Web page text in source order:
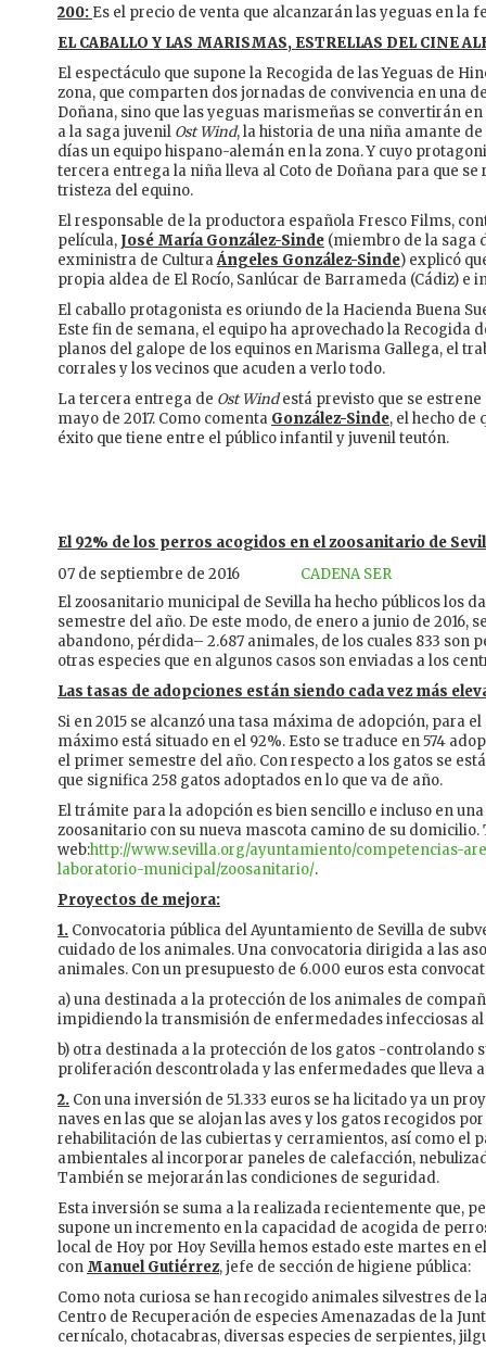
200: Es el precio de venta que alcanzarán las yeguas en la
EL CABALLO Y LAS MARISMAS, ESTRELLAS DEL CINE
El espectáculo que supone la Recogida de las Yeguas de
zona, que comparten dos jornadas de convivencia en una
Doñana, sino que las yeguas marismeñas se convertirán
a la saga juvenil Ost Wind, la historia de una niña amante
días un equipo hispano-alemán en la zona. Y cuyo
tercera entrega la niña lleva al Coto de Doñana para que
tristeza del equino.
El responsable de la productora española Fresco Films,
película, José María González-Sinde (miembro de la saga
exministra de CulturaÁngeles González-Sinde) explicó
propia aldea de El Rocío, Sanlúcar de Barrameda (Cádiz) e
El caballo protagonista es oriundo de la Hacienda Buena
Este fin de semana, el equipo ha aprovechado la Recogida
planos del galope de los equinos en Marisma Gallega, el
corrales y los vecinos que acuden a verlo todo.
La tercera entrega de Ost Windestá previsto que se
mayo de 2017. Como comenta González-Sinde, el hecho de
éxito que tiene entre el público infantil y juvenil teutón.
El 92% de los perros acogidos en el zoosanitario de
07 de septiembre de 2016
CADENA SER
El zoosanitario municipal de Sevilla ha hecho públicos los
semestre del año. De este modo, de enero a junio de 2016,
abandono, pérdida­– 2.687 animales, de los cuales 833 son
otras especies que en algunos casos son enviadas a los
Las tasas de adopciones están siendo cada vez más
Si en 2015 se alcanzó una tasa máxima de adopción, para
máximo está situado en el 92%. Esto se traduce en 574
el primer semestre del año. Con respecto a los gatos se
que significa 258 gatos adoptados en lo que va de año.
El trámite para la adopción es bien sencillo e incluso en
zoosanitario con su nueva mascota camino de su domicilio.
web:http://www.sevilla.org/ayuntamiento/competencias-
laboratorio-municipal/zoosanitario/.
Proyectos de mejora:
1. Convocatoria pública del Ayuntamiento de Sevilla de
cuidado de los animales. Una convocatoria dirigida a las
animales. Con un presupuesto de 6.000 euros esta
a) una destinada a la protección de los animales de
impidiendo la transmisión de enfermedades infecciosas al
b) otra destinada a la protección de los gatos -controlando
proliferación descontrolada y las enfermedades que lleva
2. Con una inversión de 51.333 euros se ha licitado ya un
naves en las que se alojan las aves y los gatos recogidos
rehabilitación de las cubiertas y cerramientos, así como el
ambientales al incorporar paneles de calefacción,
También se mejorarán las condiciones de seguridad.
Esta inversión se suma a la realizada recientemente que,
supone un incremento en la capacidad de acogida de
local de Hoy por Hoy Sevilla hemos estado este martes en
con Manuel Gutiérrez, jefe de sección de higiene pública:
Como nota curiosa se han recogido animales silvestres de
Centro de Recuperación de especies Amenazadas de la
cernícalo, chotacabras, diversas especies de serpientes,